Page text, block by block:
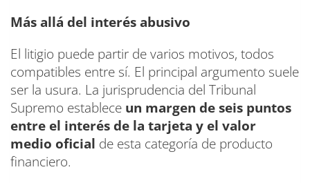
Más allá del interés abusivo
El litigio puede partir de varios motivos, todos
compatibles entre sí. El principal argumento suele
ser la usura. La jurisprudencia del Tribunal
Supremo establece un margen de seis puntos
entre el interés de la tarjeta y el valor
medio oficial de esta categoría de producto
financiero.